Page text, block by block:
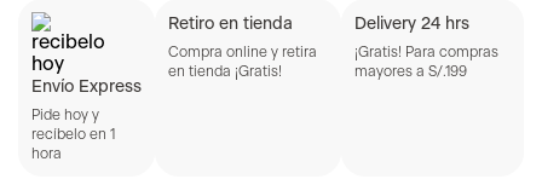
Envío Express
Pide hoy y
recíbelo en 1
hora
Retiro en tienda
Compra online y retira
en tienda ¡Gratis!
Delivery 24 hrs
¡Gratis! Para compras
mayores a S/.199